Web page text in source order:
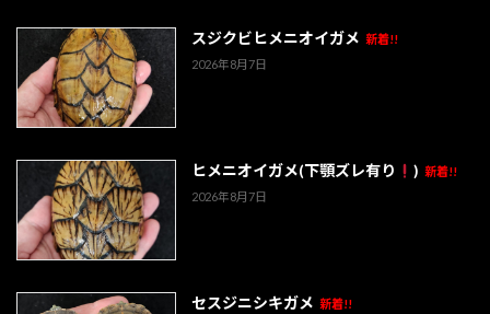
スジクビヒメニオイガメ 新着!!
2026年8月7日
ヒメニオイガメ(下顎ズレ有り ) 新着!!
2026年8月7日
セスジニシキガメ 新着!!